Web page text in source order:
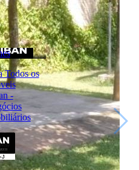
Todos os
-